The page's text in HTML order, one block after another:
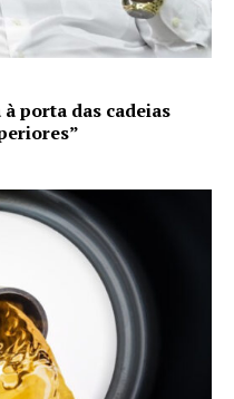
porta das cadeias